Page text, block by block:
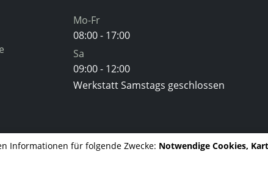
Mo-Fr
08:00 - 17:00
Sa
09:00 - 12:00
Werkstatt Samstags geschlossen
Informationen für folgende Zwecke: Notwendige Cookies,